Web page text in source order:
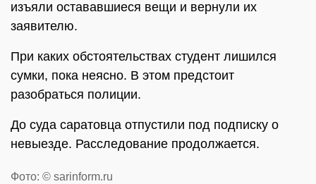
изъяли остававшиеся вещи и вернули их
заявителю.
При каких обстоятельствах студент лишился
сумки, пока неясно. В этом предстоит
разобраться полиции.
До суда саратовца отпустили под подписку о
невыезде. Расследование продолжается.
Фото: © sarinform.ru